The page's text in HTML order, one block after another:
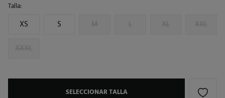
Talla:
XS S M L XL
XXL
XXXL
SELECCIONAR TALLA